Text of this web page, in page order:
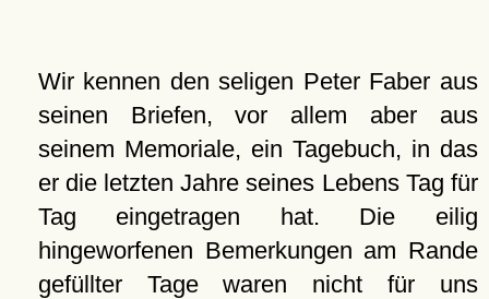
Wir kennen den seligen Peter Faber aus
seinen Briefen, vor allem aber aus
seinem Memoriale, ein Tagebuch, in das
er die letzten Jahre seines Lebens Tag für
Tag eingetragen hat. Die eilig
hingeworfenen Bemerkungen am Rande
gefüllter Tage waren nicht für uns